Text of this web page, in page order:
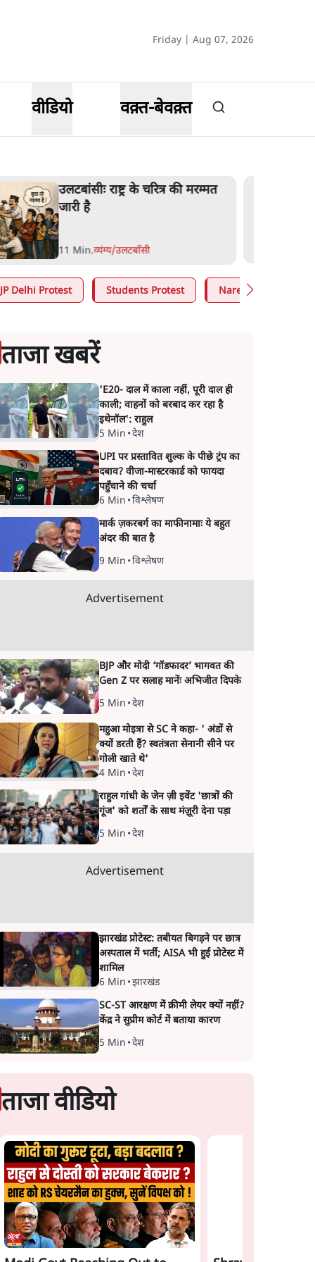
Friday | Aug 07, 2026
वीडियो वक़्त-बेवक़्त
उलटबांसीः राष्ट्र के चरित्र की मरम्मत
जारी है
11 Min.व्यंग्य/उलटबाँसी
Delhi Protest Students Protest Narendra Modi
ताजा खबरें
'E20- दाल में काला नहीं, पूरी दाल ही
काली; वाहनों को बरबाद कर रहा है
इथेनॉल': राहुल
5 Min •देश
UPI पर प्रस्तावित शुल्क के पीछे ट्रंप का
दबाव? वीजा-मास्टरकार्ड को फायदा
पहुँचाने की चर्चा
6 Min •विश्लेषण
मार्क ज़करबर्ग का माफीनामाः ये बहुत
अंदर की बात है
9 Min •विश्लेषण
Advertisement
BJP और मोदी ‘गॉडफादर’ भागवत की
Gen Z पर सलाह मानेंः अभिजीत दिपके
5 Min •देश
महुआ मोइत्रा से SC ने कहा- ' अंडों से
क्यों डरती हैं? स्वतंत्रता सेनानी सीने पर
गोली खाते थे'
4 Min •देश
राहुल गांधी के जेन ज़ी इवेंट 'छात्रों की
गूंज' को शर्तों के साथ मंज़ूरी देना पड़ा
5 Min •देश
Advertisement
झारखंड प्रोटेस्ट: तबीयत बिगड़ने पर छात्र
अस्पताल में भर्ती; AISA भी हुई प्रोटेस्ट में
शामिल
6 Min •झारखंड
SC-ST आरक्षण में क्रीमी लेयर क्यों नहीं?
केंद्र ने सुप्रीम कोर्ट में बताया कारण
5 Min •देश
ताजा वीडियो